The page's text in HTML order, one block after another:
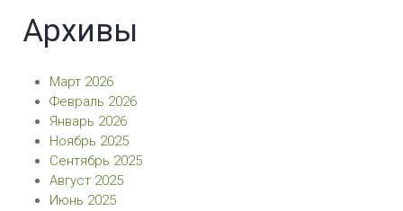
Архивы
Март 2026
Февраль 2026
Январь 2026
Ноябрь 2025
Сентябрь 2025
Август 2025
Июнь 2025